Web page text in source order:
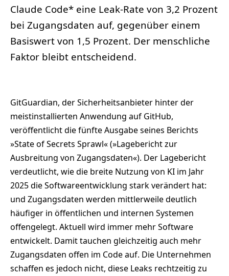
Claude Code* eine Leak-Rate von 3,2 Prozent
bei Zugangsdaten auf, gegenüber einem
Basiswert von 1,5 Prozent. Der menschliche
Faktor bleibt entscheidend.
GitGuardian, der Sicherheitsanbieter hinter der
meistinstallierten Anwendung auf GitHub,
veröffentlicht die fünfte Ausgabe seines Berichts
»State of Secrets Sprawl« (»Lagebericht zur
Ausbreitung von Zugangsdaten«). Der Lagebericht
verdeutlicht, wie die breite Nutzung von KI im Jahr
2025 die Softwareentwicklung stark verändert hat:
und Zugangsdaten werden mittlerweile deutlich
häufiger in öffentlichen und internen Systemen
offengelegt. Aktuell wird immer mehr Software
entwickelt. Damit tauchen gleichzeitig auch mehr
Zugangsdaten offen im Code auf. Die Unternehmen
schaffen es jedoch nicht, diese Leaks rechtzeitig zu